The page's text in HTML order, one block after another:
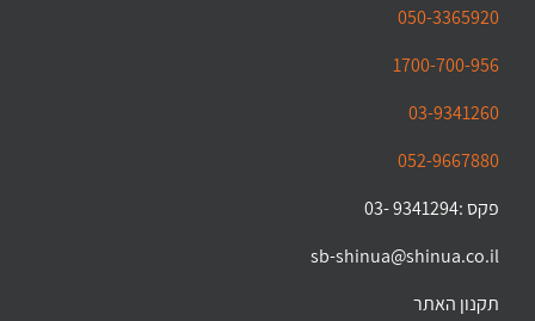
050-3365920
1700-700-956
03-9341260
052-9667880
פקס :9341294 -03
sb-shinua@shinua.co.il
תקנון האתר